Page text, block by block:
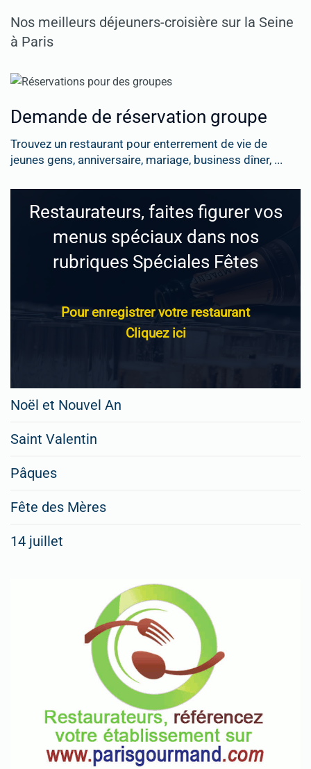
Nos meilleurs déjeuners-croisière sur la Seine
à Paris
Demande de réservation groupe
Trouvez un restaurant pour enterrement de vie de
jeunes gens, anniversaire, mariage, business dîner, ...
Restaurateurs, faites figurer vos
menus spéciaux dans nos
rubriques Spéciales Fêtes
Pour enregistrer votre restaurant
Cliquez ici
Noël et Nouvel An
Saint Valentin
Pâques
Fête des Mères
14 juillet